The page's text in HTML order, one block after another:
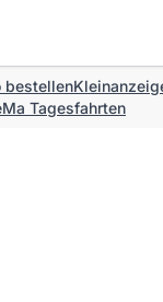
bestellen
Tagesfahrten